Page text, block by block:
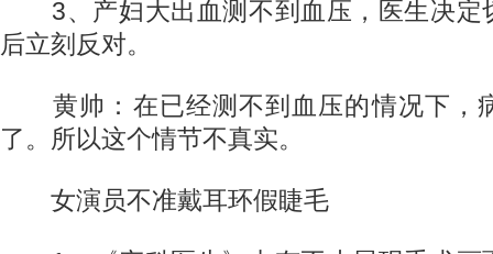
3、产妇大出血测不到血压，医生决定
后立刻反对。
黄帅：在已经测不到血压的情况下，
了。所以这个情节不真实。
女演员不准戴耳环假睫毛